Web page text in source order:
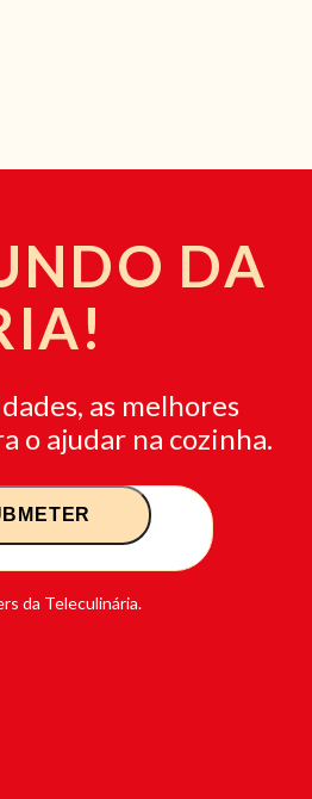
DA
as melhores
o ajudar na cozinha.
da Teleculinária.